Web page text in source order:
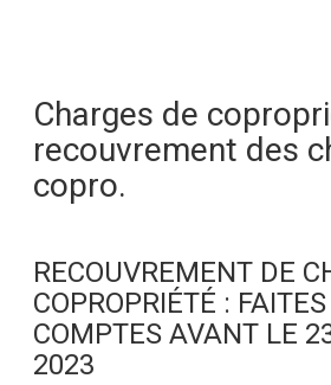
Charges de
recouvrement des
copro.
RECOUVREMENT DE
COPROPRIÉTÉ :
COMPTES AVANT LE
2023